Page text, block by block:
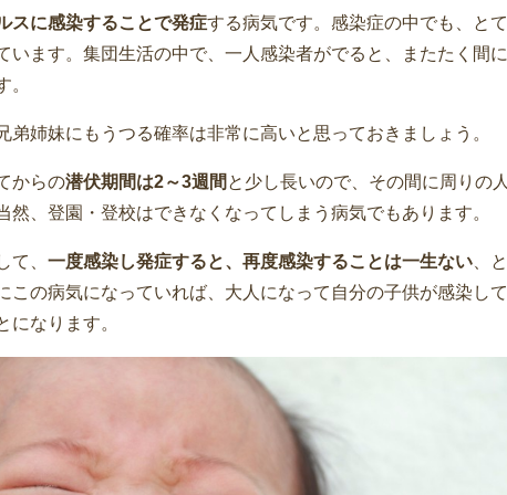
スに感染することで発症する病気です。感染症の中でも、とて
います。集団生活の中で、一人感染者がでると、またたく間に
。
弟姉妹にもうつる確率は非常に高いと思っておきましょう。
からの潜伏期間は2～3週間 と少し長いので、その間に周りの人
、登園・登校はできなくなってしまう病気でもあります。
て、 一度感染し発症すると、再度感染することは一生ない 、と
この病気になっていれば、大人になって自分の子供が感染して
になります。